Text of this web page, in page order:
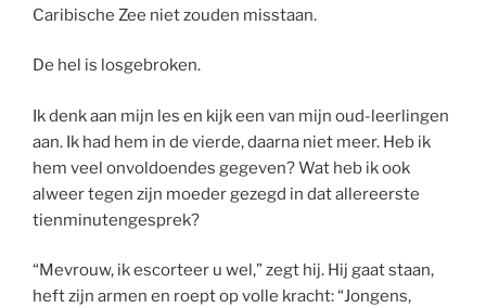
Caribische Zee niet zouden misstaan.
De hel is losgebroken.
Ik denk aan mijn les en kijk een van mijn oud-leerlingen
aan. Ik had hem in de vierde, daarna niet meer. Heb ik
hem veel onvoldoendes gegeven? Wat heb ik ook
alweer tegen zijn moeder gezegd in dat allereerste
tienminutengesprek?
“Mevrouw, ik escorteer u wel,” zegt hij. Hij gaat staan,
heft zijn armen en roept op volle kracht: “Jongens,